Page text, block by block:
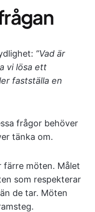
”Vad är
vi lösa ett
fastställa en
frågor behöver
tänka om.
färre möten. Målet
som respekterar
de tar. Möten